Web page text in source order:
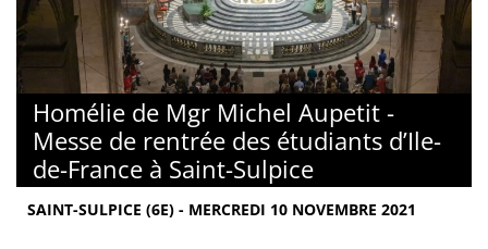
Homélie de Mgr Michel Aupetit -
Messe de rentrée des étudiants d’Ile-
de-France à Saint-Sulpice
SAINT-SULPICE (6E) - MERCREDI 10 NOVEMBRE 2021